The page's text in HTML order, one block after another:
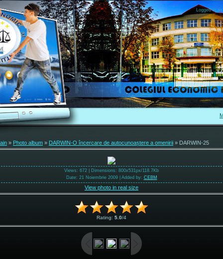
Logged in as
» Photo album » DARWIN-O încercare de autocunoaștere a omenirii » DARWIN-25
Views: 672 | Dimensions: 800x531px/118.7Kb
Date: 21 Noiembrie 2009 | Added by: CEBM
View photo in real size
Rating: 5.0/4